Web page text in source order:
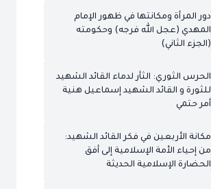
دور المرأة ومكانتها في ظهور الإمام
المهدي (عجل الله فرجه) وحكومته
(الجزء الثاني)
الحرس الثوري: الثأر لدماء القائد الشهيد
للثورة و القائد الشهيد إسماعيل هنية
أمر حتمي
مكانة الأربعين في فكر القائد الشهيد:
من إحياء الأمة الإسلامية إلى أفق
الحضارة الإسلامية الحديثة